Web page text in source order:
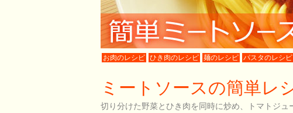
お肉のレシピ ひき肉のレシピ 麺のレシピ パスタのレシピ
ミートソースの簡単レ
切り分けた野菜とひき肉を同時に炒め、トマトジ